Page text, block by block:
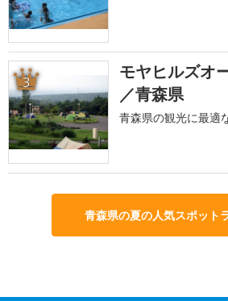
3
モヤヒルズオ
／青森県
青森県の観光に最適
青森県の夏の人気スポット